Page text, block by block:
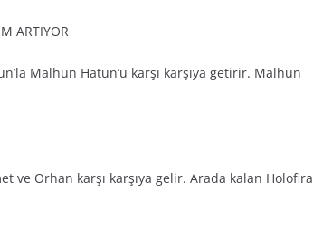
ARTIYOR
Malhun Hatun’u karşı karşıya getirir. Malhun
ve Orhan karşı karşıya gelir. Arada kalan Holofira